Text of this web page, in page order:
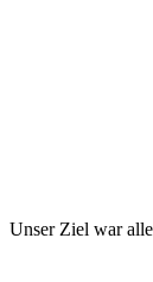
Unser Ziel war